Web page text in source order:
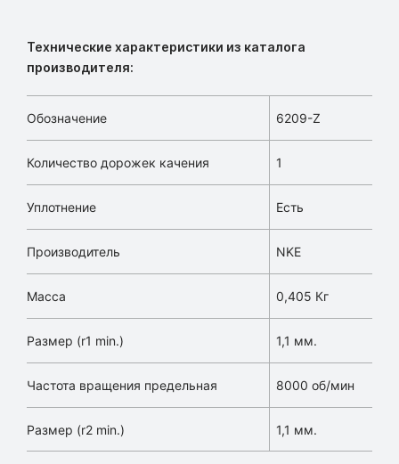
Технические характеристики из каталога
производителя:
Обозначение 6209-Z
Количество дорожек качения 1
Уплотнение Есть
Производитель NKE
Масса 0,405 Кг
Размер (r1 min.) 1,1 мм.
Частота вращения предельная 8000 об/мин
Размер (r2 min.) 1,1 мм.